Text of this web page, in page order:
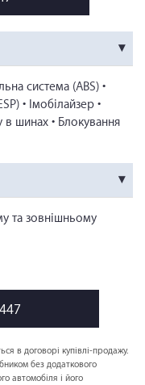
система (ABS) •
• Імобілайзер •
в шинах • Блокування
та зовнішньому
в договорі купівлі-продажу.
без додаткового
автомобіля і його